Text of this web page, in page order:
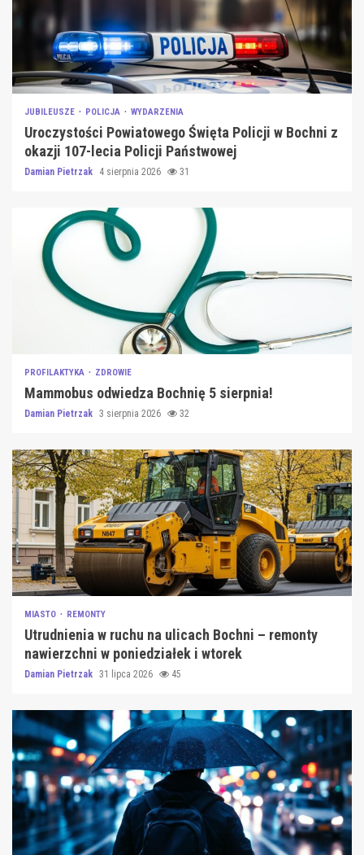
JUBILEUSZE POLICJA WYDARZENIA
Uroczystości Powiatowego Święta Policji w Bochni z
okazji 107-lecia Policji Państwowej
Damian Pietrzak 4 sierpnia 2026 31
PROFILAKTYKA ZDROWIE
Mammobus odwiedza Bochnię 5 sierpnia!
Damian Pietrzak 3 sierpnia 2026 32
MIASTO REMONTY
Utrudnienia w ruchu na ulicach Bochni – remonty
nawierzchni w poniedziałek i wtorek
Damian Pietrzak 31 lipca 2026 45